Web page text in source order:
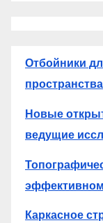
Отбойники
Новые
ведущие
Каркасное